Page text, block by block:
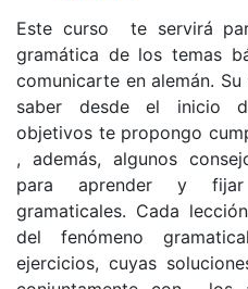
Este curso te servirá
gramática de los temas
comunicarte en alemán.
saber desde el inicio
objetivos te propongo
, además, algunos
para aprender y fijar
gramaticales. Cada
del fenómeno
ejercicios, cuyas